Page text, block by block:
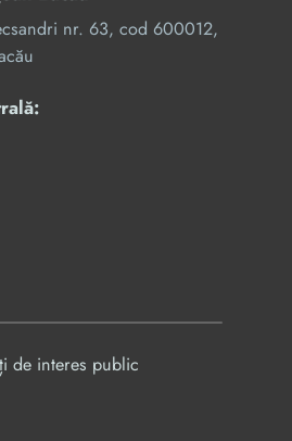
nr. 63, cod 600012,
de interes public